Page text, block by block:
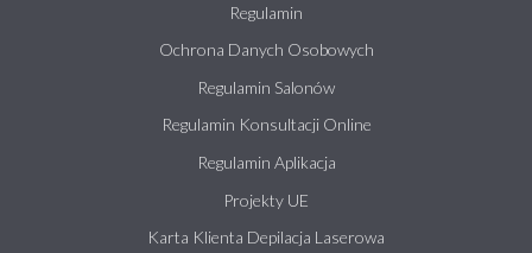
Regulamin
Ochrona Danych Osobowych
Regulamin Salonów
Regulamin Konsultacji Online
Regulamin Aplikacja
Projekty UE
Karta Klienta Depilacja Laserowa